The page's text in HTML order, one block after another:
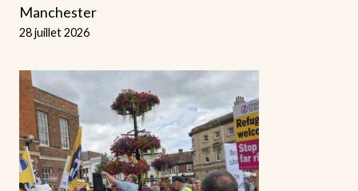
Manchester
28 juillet 2026